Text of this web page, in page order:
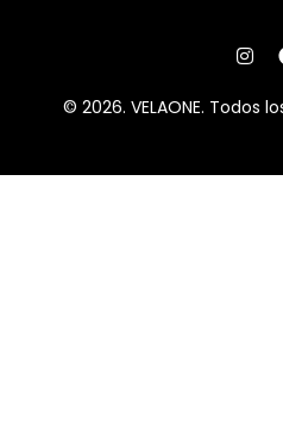
© 2026. VELAONE. Todos